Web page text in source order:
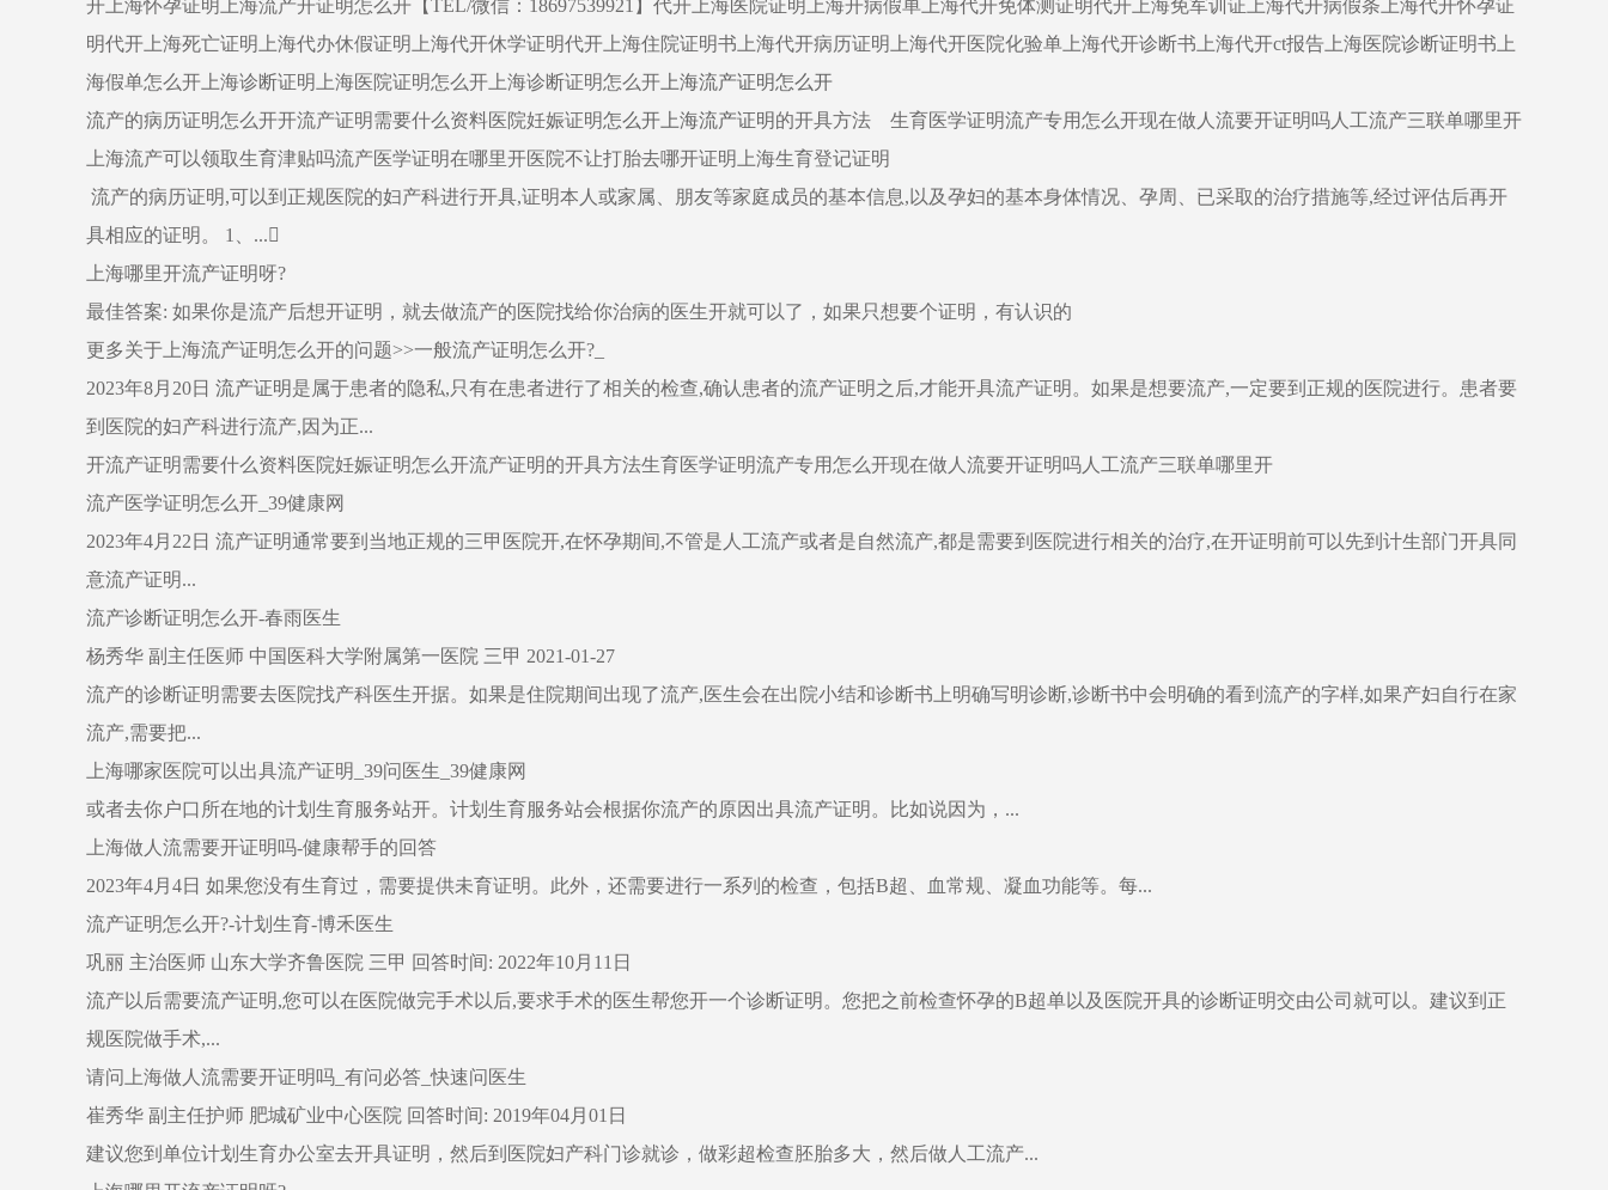
开上海怀孕证明上海流产开证明怎么开【TEL/微信：18697539921】代开上海医院证明上海开病假单上海代开免体测证明代开上海免军训证上海代开病假条上海代开怀孕证
明代开上海死亡证明上海代办休假证明上海代开休学证明代开上海住院证明书上海代开病历证明上海代开医院化验单上海代开诊断书上海代开ct报告上海医院诊断证明书上
海假单怎么开上海诊断证明上海医院证明怎么开上海诊断证明怎么开 上海流产证明怎么开
流产的病历证明怎么开开流产证明需要什么资料医院妊娠证明怎么开上海流产证明的开具方法 生育医学证明流产专用怎么开现在做人流要开证明吗人工流产三联单哪里开
上海流产可以领取生育津贴吗流产医学证明在哪里开医院不让打胎去哪开证明上海生育登记证明
流产的病历证明,可以到正规医院的妇产科进行开具,证明本人或家属、朋友等家庭成员的基本信息,以及孕妇的基本身体情况、孕周、已采取的治疗措施等,经过评估后再开
具相应的证明。 1、...
上海哪里开流产证明呀?
最佳答案: 如果你是流产后想开证明，就去做流产的医院找给你治病的医生开就可以了，如果只想要个证明，有认识的
更多关于上海流产证明怎么开的问题>>一般流产证明怎么开?_
2023年8月20日 流产证明是属于患者的隐私,只有在患者进行了相关的检查,确认患者的流产证明之后,才能开具流产证明。如果是想要流产,一定要到正规的医院进行。患者要
到医院的妇产科进行流产,因为正...
开流产证明需要什么资料医院妊娠证明怎么开流产证明的开具方法生育医学证明流产专用怎么开现在做人流要开证明吗人工流产三联单哪里开
流产医学证明怎么开_39健康网
2023年4月22日 流产证明通常要到当地正规的三甲医院开,在怀孕期间,不管是人工流产或者是自然流产,都是需要到医院进行相关的治疗,在开证明前可以先到计生部门开具同
意流产证明...
流产诊断证明怎么开-春雨医生
杨秀华 副主任医师 中国医科大学附属第一医院 三甲 2021-01-27
流产的诊断证明需要去医院找产科医生开据。如果是住院期间出现了流产,医生会在出院小结和诊断书上明确写明诊断,诊断书中会明确的看到流产的字样,如果产妇自行在家
流产,需要把...
上海哪家医院可以出具流产证明_39问医生_39健康网
或者去你户口所在地的计划生育服务站开。计划生育服务站会根据你流产的原因出具流产证明。比如说因为，...
上海做人流需要开证明吗-健康帮手的回答
2023年4月4日 如果您没有生育过，需要提供未育证明。此外，还需要进行一系列的检查，包括B超、血常规、凝血功能等。每...
流产证明怎么开?-计划生育-博禾医生
巩丽 主治医师 山东大学齐鲁医院 三甲 回答时间: 2022年10月11日
流产以后需要流产证明,您可以在医院做完手术以后,要求手术的医生帮您开一个诊断证明。您把之前检查怀孕的B超单以及医院开具的诊断证明交由公司就可以。建议到正
规医院做手术,...
请问上海做人流需要开证明吗_有问必答_快速问医生
崔秀华 副主任护师 肥城矿业中心医院 回答时间: 2019年04月01日
建议您到单位计划生育办公室去开具证明，然后到医院妇产科门诊就诊，做彩超检查胚胎多大，然后做人工流产...